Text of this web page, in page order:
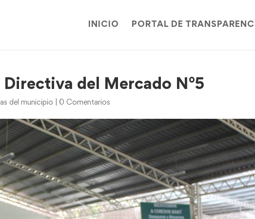
INICIO PORTAL DE
Directiva del Mercado N°5
del municipio 0 Comentarios